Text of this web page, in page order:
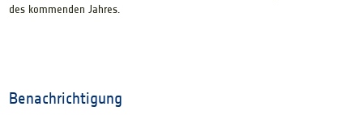
des kommenden Jahres.
Benachrichtigung